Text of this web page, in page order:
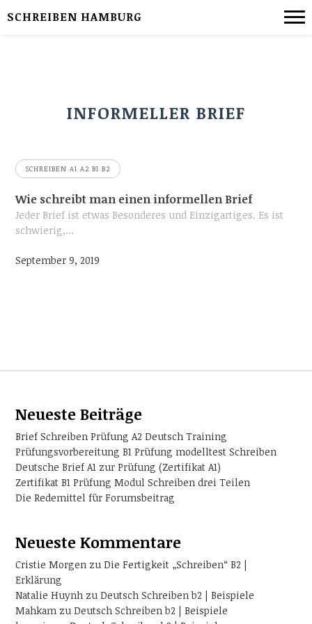
SCHREIBEN HAMBURG
INFORMELLER BRIEF
SCHREIBEN A1 A2 B1 B2
Wie schreibt man einen informellen Brief
Jeder Brief ist etwas Besonderes und Einzigartiges. Es ist
schwierig,…
September 9, 2019
Neueste Beiträge
Brief Schreiben Prüfung A2 Deutsch Training
Prüfungsvorbereitung B1 Prüfung modelltest Schreiben
Deutsche Brief A1 zur Prüfung (Zertifikat A1)
Zertifikat B1 Prüfung Modul Schreiben drei Teilen
Die Redemittel für Forumsbeitrag
Neueste Kommentare
Cristie Morgen zuDie Fertigkeit „Schreiben“ B2 |
Erklärung
Natalie Huynh zuDeutsch Schreiben b2 | Beispiele
Mahkam zuDeutsch Schreiben b2 | Beispiele